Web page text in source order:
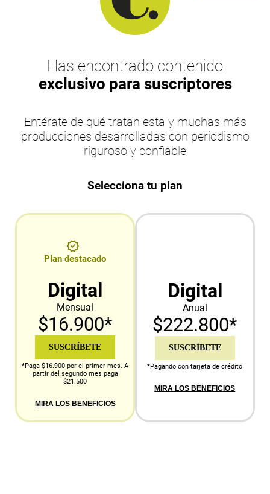
Has encontrado contenido
exclusivo para suscriptores
Entérate de qué tratan esta y muchas más
producciones desarrolladas con periodismo
riguroso y confiable
Selecciona tu plan
Plan destacado
Digital
Mensual
$16.900*
SUSCRÍBETE
*Paga $16.900 por el primer mes. A
partir del segundo mes paga
$21.500
MIRA LOS BENEFICIOS
Digital
Anual
$222.800*
SUSCRÍBETE
*Pagando con tarjeta de crédito
MIRA LOS BENEFICIOS